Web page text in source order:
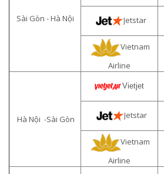
Sài Gòn - Hà Nội Jetstar
Vietnam
Airline
Hà Nội -Sài Gòn
Vietjet
Jetstar
Vietnam
Airline